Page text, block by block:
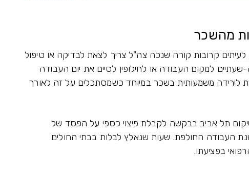
מהשכר
קרובות קורה שנכה צה"ל צריך לצאת לבדיקה או טיפול
למקום העבודה או לחילופין לסיים את יום העבודה
לירידה משמעותית בשכר במיוחד כשמסתכלים על זה לאורך
תל אביב בבקשה לקבלת פיצוי כספי על הפסד של
העבודה החולפת. שעות שנאלץ לבלות בבתי החולים
בפציעתו.